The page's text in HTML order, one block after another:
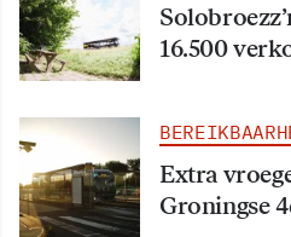
16.500
Extra
Groningse